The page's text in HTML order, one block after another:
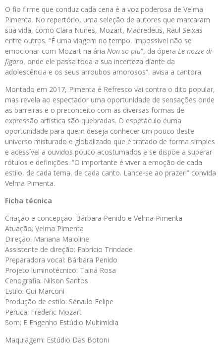
O fio firme que conduz cada cena é a voz poderosa de Velma
Pimenta. No repertório, uma seleção de autores que marcaram
sua vida, como Clara Nunes, Mozart, Madredeus, Raul Seixas
entre outros. “É uma viagem no tempo. Impossível não se
emocionar com Mozart na ária Non so piu“, da ópera Le nozze di
figaro, onde ele passa toda a sua incerteza diante da
adolescência e os seus arroubos amorosos”, avisa a cantora.
Montado em 2017, Pimenta é Refresco vai contra o dito popular,
mas revela ao espectador uma oportunidade de sensações onde
as barreiras e o preconceito com as diversas formas de
expressão artística são quebradas. O espetáculo éuma
oportunidade para quem deseja conhecer um pouco deste
universo misturado e globalizado que é tratado de forma simples
e acessível a ouvidos pouco acostumados e se dispõe a superar
rótulos e definições. “O importante é viver a emoção de cada
estilo, de cada tema, de cada canto. Lance-se ao prazer!” convida
Velma Pimenta.
Ficha técnica
Criação e concepção: Bárbara Penido e Velma Pimenta
Atuação: Velma Pimenta
Direção: Mariana Maioline
Assistente de direção: Fabrício Trindade
Preparadora vocal: Bárbara Penido
Projeto luminotécnico: Tainá Rosa
Cenografia: Nilson Santos
Estilo: Gui Marconi
Produção de estilo: Sérvulo Felipe
Peruca: Frederic Mozart
Som: E Engenho Estúdio Multimídia
Maquiagem: Estúdio Das Botoni